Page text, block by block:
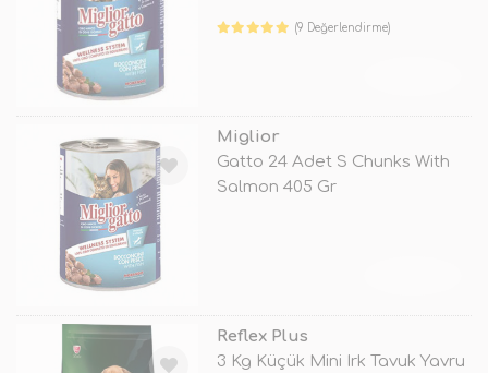
(9 Değerlendirme)
Miglior
Gatto 24 Adet S Chunks With
Salmon 405 Gr
Reflex Plus
3 Kg Küçük Mini Irk Tavuk Yavru